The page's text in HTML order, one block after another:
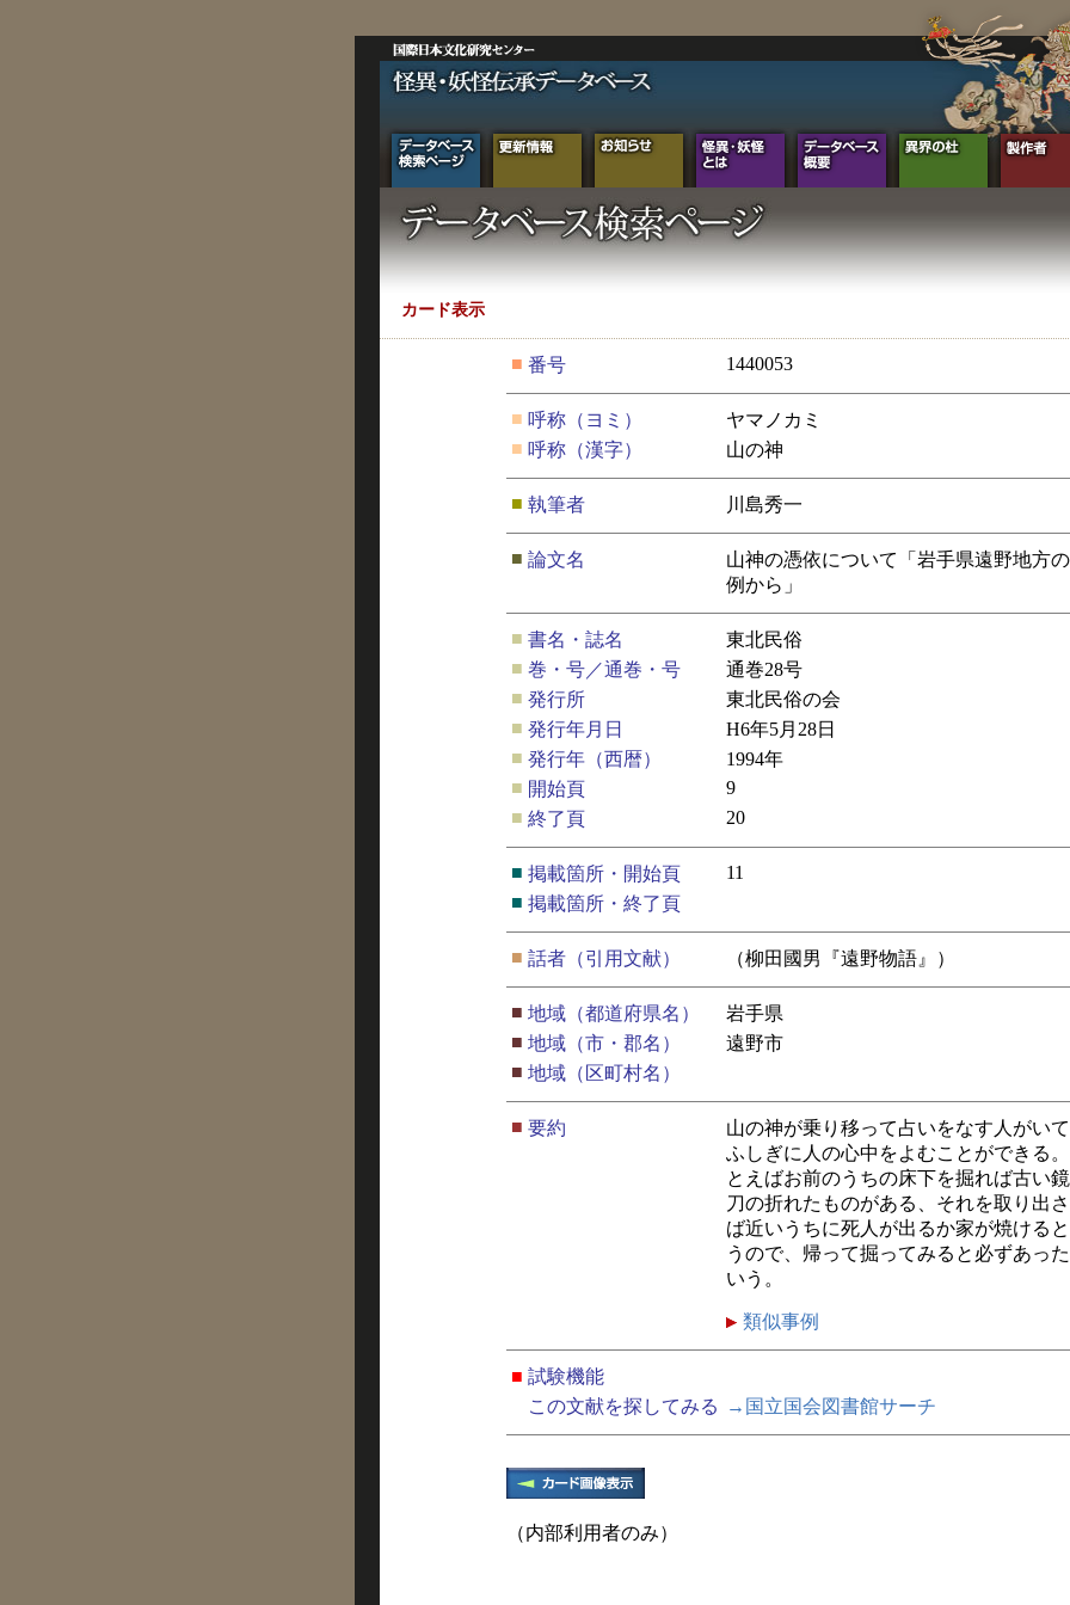
カード表示
■ 番号 1440053
■ 呼称（ヨミ）
ヤマノカミ
■ 呼称（漢字） 山の神
■ 執筆者 川島秀一
■ 論文名
山神の憑依について「岩手県遠野地方
例から」
■ 書名・誌名
東北民俗
■ 巻・号／通巻・号
通巻28号
■ 発行所
東北民俗の会
■ 発行年月日
H6年5月28日
■ 発行年（西暦）
1994年
■ 開始頁
9
■ 終了頁 20
■ 掲載箇所・開始頁
11
■ 掲載箇所・終了頁
■ 話者（引用文献） （柳田國男『遠野物語』）
■ 地域（都道府県名）
岩手県
■ 地域（市・郡名）
遠野市
■ 地域（区町村名）
■ 要約
山の神が乗り移って占いをなす人がい
ふしぎに人の心中をよむことができる
とえばお前のうちの床下を掘れば古い
刀の折れたものがある、それを取り出
ば近いうちに死人が出るか家が焼ける
うので、帰って掘ってみると必ずあっ
いう。
類似事例
■ 試験機能
この文献を探してみる
→国立国会図書館サーチ
（内部利用者のみ）